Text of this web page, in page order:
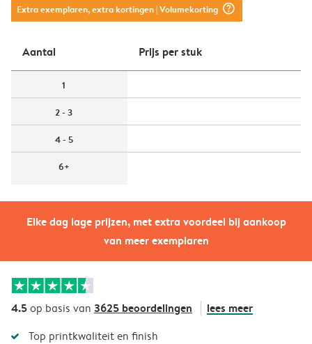
Elke dag lage prijzen, met extra voordeel bij aankoop
van meer exemplaren
Extra exemplaren, extra kortingen| Volumekorting question_mark_circle
Aantal Prijs per stuk
1
2 - 3
4 - 5
6+
4.5op basis van 3625 beoordelingen lees meer
Top printkwaliteit en finish